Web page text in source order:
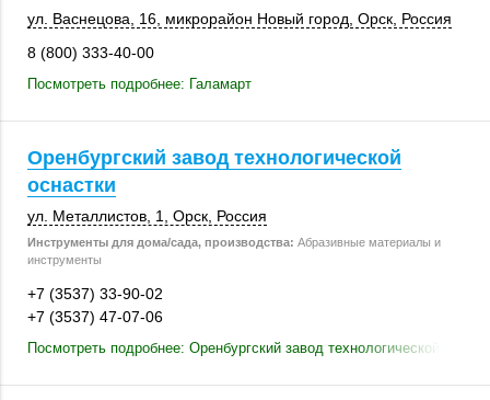
ул. Васнецова, 16 , микрорайон Новый город, Орск Россия
8 (800) 333-40-00
Посмотреть подробнее: Галамарт
Оренбургский завод технологической
оснастки
ул. Металлистов, 1 Орск Россия
Инструменты для дома/сада, производства: Абразивные материалы и
инструменты
+7 (3537) 33-90-02
+7 (3537) 47-07-06
Посмотреть подробнее: Оренбургский завод технологической